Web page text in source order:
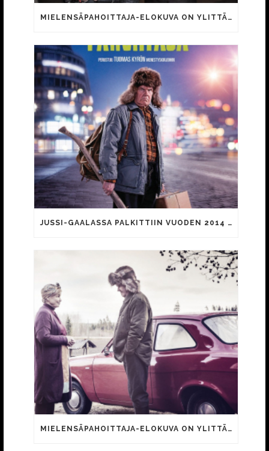
MIELENSÄPAHOITTAJA-ELOKUVA ON YLITTÄNYT 500 000 KATSOJAN RAJAPYYKIN
JUSSI-GAALASSA PALKITTIIN VUODEN 2014 ELOKUVIA JA NIIDEN TEKIJÖITÄ
MIELENSÄPAHOITTAJA-ELOKUVA ON YLITTÄNYT 400 000 KATSOJAN RAJAN